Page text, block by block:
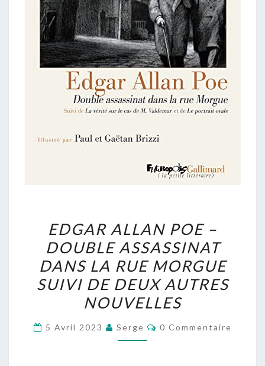
ALLAN
POE
–
DOUBLE
ASSASSINAT
DANS
LA
RUE
EDGAR ALLAN POE –
DOUBLE ASSASSINAT
DANS LA RUE MORGUE
SUIVI DE DEUX AUTRES
NOUVELLES
5 Avril 2023 Serge Commentaires
0 Commentaire